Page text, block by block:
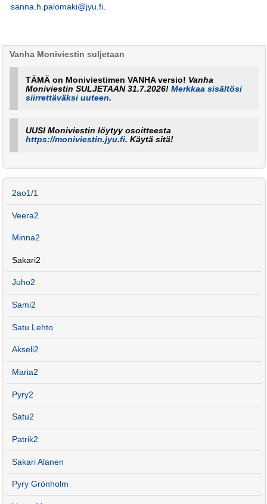
sanna.h.palomaki@jyu.fi.
Vanha Moniviestin suljetaan
TÄMÄ on Moniviestimen VANHA versio! Vanha
Moniviestin SULJETAAN 31.7.2026!Merkkaa sisältösi
siirrettäväksi uuteen.
UUSI Moniviestin löytyy osoitteesta
https://moniviestin.jyu.fi. Käytä sitä!
2ao1/1
Veera2
Minna2
Sakari2
Juho2
Sami2
Satu Lehto
Akseli2
Maria2
Pyry2
Satu2
Patrik2
Sakari Alanen
Pyry Grönholm